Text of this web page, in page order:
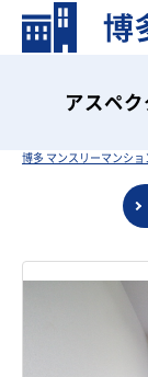
アスペ
博多 マンスリーマンショ